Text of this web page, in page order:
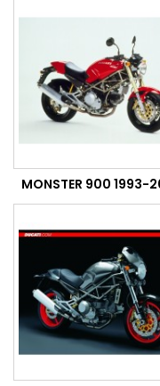
MONSTER 900 1993-